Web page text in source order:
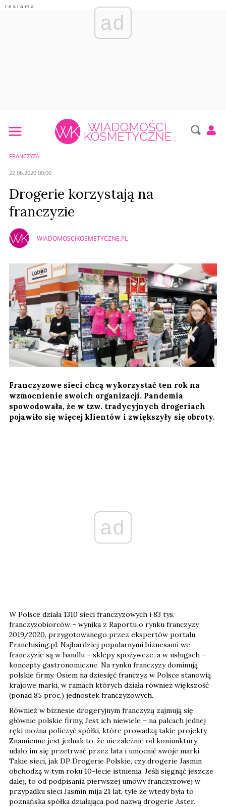
ad
FRANCZYZA
22.06.2020 00:00
Drogerie korzystają na
franczyzie
WIADOMOSCIKOSMETYCZNE.PL
Franczyzowe sieci chcą wykorzystać ten rok na
wzmocnienie swoich organizacji. Pandemia
spowodowała, że w tzw. tradycyjnych drogeriach
pojawiło się więcej klientów i zwiększyły się obroty.
ad
W Polsce działa 1310 sieci franczyzowych i 83 tys.
franczyzobiorców – wynika z Raportu o rynku franczyzy
2019/2020, przygotowanego przez ekspertów portalu
Franchising.pl. Najbardziej popularnymi biznesami we
franczyzie są w handlu – sklepy spożywcze, a w usługach –
koncepty gastronomiczne. Na rynku franczyzy dominują
polskie firmy. Osiem na dziesięć franczyz w Polsce stanowią
krajowe marki, w ramach których działa również większość
(ponad 85 proc.) jednostek franczyzowych.
Również w biznesie drogeryjnym franczyzą zajmują się
głównie polskie firmy, Jest ich niewiele – na palcach jednej
ręki można policzyć spółki, które prowadzą takie projekty.
Znamienne jest jednak to, że niezależnie od koniunktury
udało im się przetrwać przez lata i umocnić swoje marki.
Takie sieci, jak DP Drogerie Polskie, czy drogerie Jasmin
obchodzą w tym roku 10-lecie istnienia. Jeśli sięgnąć jeszcze
dalej, to od podpisania pierwszej umowy franczyzowej w
przypadku sieci Jasmin mija 21 lat, tyle że wtedy była to
poznańska spółka działająca pod nazwą drogerie Aster.